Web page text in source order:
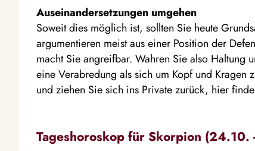
Auseinandersetzungen umgehen
Soweit dies möglich ist, sollten Sie heute
argumentieren meist aus einer Position der
macht Sie angreifbar. Wahren Sie also Haltung
eine Verabredung als sich um Kopf und Kragen
und ziehen Sie sich ins Private zurück, hier
Tageshoroskop für Skorpion (24.10.